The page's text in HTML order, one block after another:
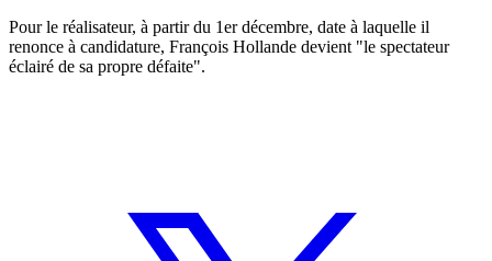
Pour le réalisateur, à partir du 1er décembre, date à laquelle il
renonce à candidature, François Hollande devient "le spectateur
éclairé de sa propre défaite".